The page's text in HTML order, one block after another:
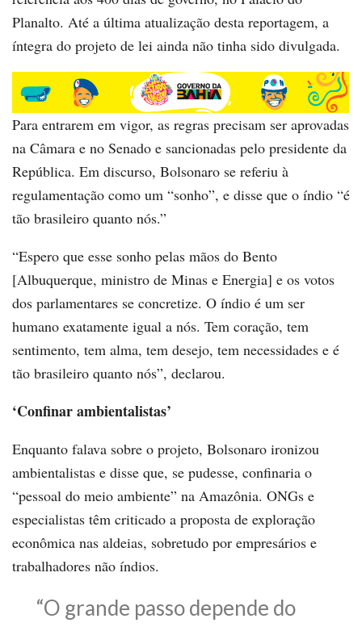
Planalto. Até a última atualização desta reportagem, a
íntegra do projeto de lei ainda não tinha sido divulgada.
Para entrarem em vigor, as regras precisam ser aprovadas
na Câmara e no Senado e sancionadas pelo presidente da
República. Em discurso, Bolsonaro se referiu à
regulamentação como um “sonho”, e disse que o índio “é
tão brasileiro quanto nós.”
“Espero que esse sonho pelas mãos do Bento
[Albuquerque, ministro de Minas e Energia] e os votos
dos parlamentares se concretize. O índio é um ser
humano exatamente igual a nós. Tem coração, tem
sentimento, tem alma, tem desejo, tem necessidades e é
tão brasileiro quanto nós”, declarou.
‘Confinar ambientalistas’
Enquanto falava sobre o projeto, Bolsonaro ironizou
ambientalistas e disse que, se pudesse, confinaria o
“pessoal do meio ambiente” na Amazônia. ONGs e
especialistas têm criticado a proposta de exploração
econômica nas aldeias, sobretudo por empresários e
trabalhadores não índios.
“O grande passo depende do